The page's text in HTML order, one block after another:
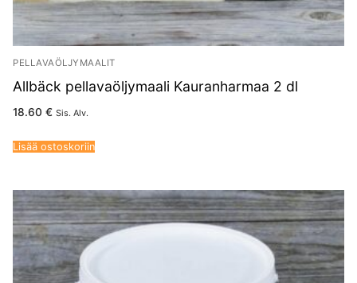
PELLAVAÖLJYMAALIT
Allbäck pellavaöljymaali Kauranharmaa 2 dl
18.60 € Sis. Alv.
Lisää ostoskoriin